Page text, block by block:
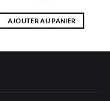
AJOUTER AU PANIER